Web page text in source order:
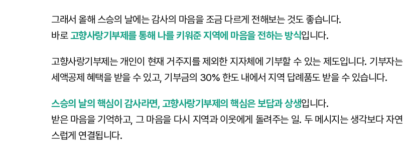
그래서 올해 스승의 날에는 감사의 마음을 조금 다르게 전해보는 것도 좋습니다.
바로 고향사랑기부제를 통해 나를 키워준 지역에 마음을 전하는 방식입니다.
고향사랑기부제는 개인이 현재 거주지를 제외한 지자체에 기부할 수 있는 제도입니다. 기부자는
세액공제 혜택을 받을 수 있고, 기부금의 30% 한도 내에서 지역 답례품도 받을 수 있습니다.
스승의 날의 핵심이 감사라면, 고향사랑기부제의 핵심은보답과 상생입니다.
받은 마음을 기억하고, 그 마음을 다시 지역과 이웃에게 돌려주는 일. 두 메시지는 생각보다 자연
스럽게 연결됩니다.